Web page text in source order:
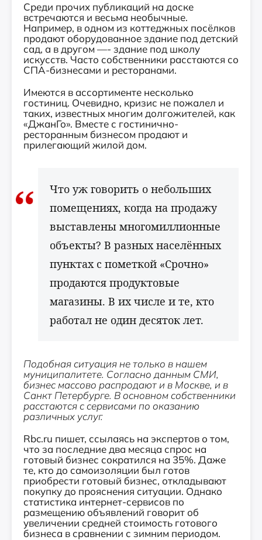
Среди прочих публикаций на доске
встречаются и весьма необычные.
Например, в одном из коттеджных посёлков
продают оборудованное здание под детский
сад, а в другом —- здание под школу
искусств. Часто собственники расстаются со
СПА-бизнесами и ресторанами.
Имеются в ассортименте несколько
гостиниц. Очевидно, кризис не пожалел и
таких, известных многим долгожителей, как
«ДжанГо». Вместе с гостинично-
ресторанным бизнесом продают и
прилегающий жилой дом.
Что уж говорить о небольших
помещениях, когда на продажу
выставлены многомиллионные
объекты? В разных населённых
пунктах с пометкой «Срочно»
продаются продуктовые
магазины. В их числе и те, кто
работал не один десяток лет.
Подобная ситуация не только в нашем
муниципалитете. Согласно данным СМИ,
бизнес массово распродают и в Москве, и в
Санкт Петербурге. В основном собственники
расстаются с сервисами по оказанию
различных услуг.
Rbc.ru пишет, ссылаясь на экспертов о том,
что за последние два месяца спрос на
готовый бизнес сократился на 35%. Даже
те, кто до самоизоляции был готов
приобрести готовый бизнес, откладывают
покупку до прояснения ситуации. Однако
статистика интернет-сервисов по
размещению объявлений говорит об
увеличении средней стоимость готового
бизнеса в сравнении с зимним периодом.